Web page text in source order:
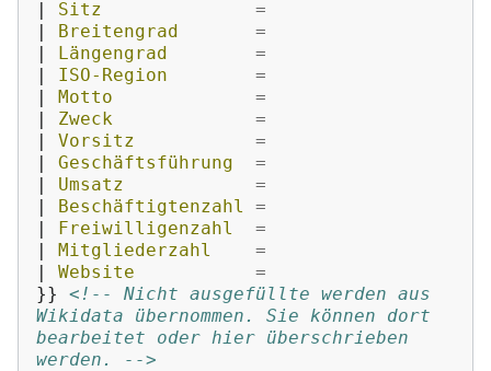
|
Sitz =
|
Breitengrad =
|
Längengrad =
|
ISO-Region =
|
Motto =
|
Zweck =
|
Vorsitz =
|
Geschäftsführung =
|
Umsatz =
|
Beschäftigtenzahl =
|
Freiwilligenzahl =
|
Mitgliederzahl =
|
Website =
}}
<!-- Nicht ausgefüllte werden aus
Wikidata übernommen. Sie können dort
bearbeitet oder hier überschrieben
werden. -->